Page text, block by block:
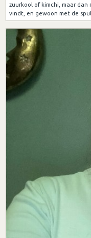
zuurkool of kimchi, maar
vindt, en gewoon met de